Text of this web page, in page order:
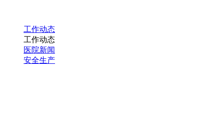
工作动态
工作动态
医院新闻
安全生产